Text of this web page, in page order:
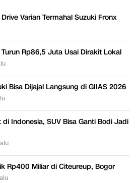
Varian Termahal Suzuki Fronx
Rp86,5 Juta Usai Dirakit Lokal
Bisa Dijajal Langsung di GIIAS 2026
Indonesia, SUV Bisa Ganti Bodi Jadi
Rp400 Miliar di Citeureup, Bogor